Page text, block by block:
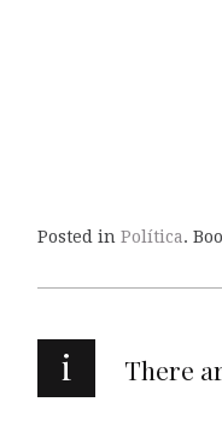
Posted in Política.
i There